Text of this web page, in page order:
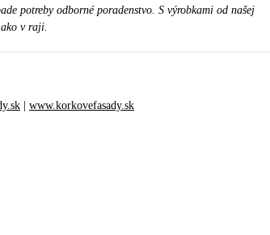
potreby odborné poradenstvo. S výrobkami od našej
v raji.
| www.korkovefasady.sk